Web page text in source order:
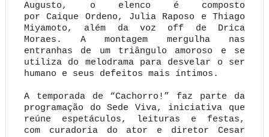
Augusto, o elenco é composto
por Caique Ordeno, Julia Raposo e Thiago
Miyamoto, além da voz off de Drica
Moraes. A montagem mergulha nas
entranhas de um triângulo amoroso e se
utiliza do melodrama para desvelar o ser
humano e seus defeitos mais íntimos.
A temporada de “Cachorro!” faz parte da
programação do Sede Viva, iniciativa que
reúne espetáculos, leituras e festas,
com curadoria do ator e diretor Cesar